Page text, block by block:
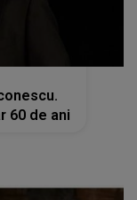
60 de ani